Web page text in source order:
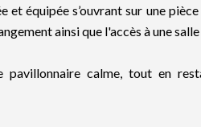
équipée s’ouvrant sur une
ainsi que l'accès à une salle
calme, tout en